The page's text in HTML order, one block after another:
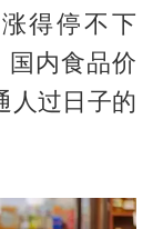
得停不下
国内食品价
人过日子的